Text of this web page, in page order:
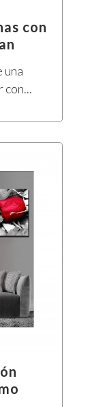
con
una
con...